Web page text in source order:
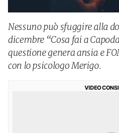
Nessuno può sfuggire alla
dicembre “Cosa fai a
questione genera ansia e
con lo psicologo Merigo.
VIDEO